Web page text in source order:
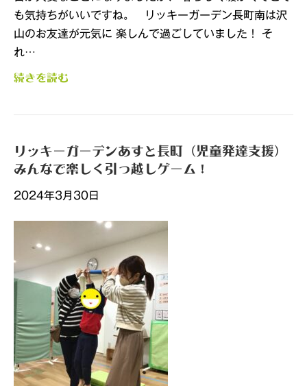
も気持ちがいいですね。 リッキーガーデン長町南は沢
山のお友達が元気に 楽しんで過ごしていました！ そ
れ…
続きを読む
リッキーガーデンあすと長町（児童発達支援）
みんなで楽しく引っ越しゲーム！
2024年3月30日